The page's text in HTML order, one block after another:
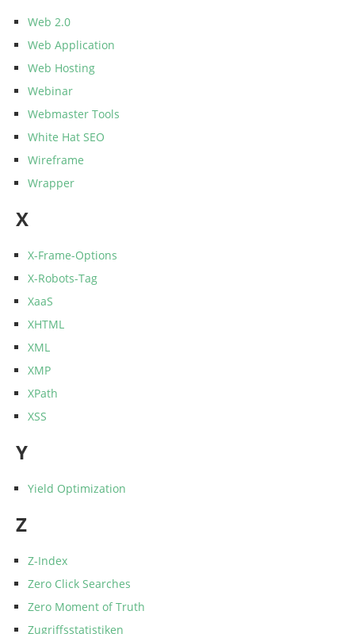
Web 2.0
Web Application
Web Hosting
Webinar
Webmaster Tools
White Hat SEO
Wireframe
Wrapper
X
X-Frame-Options
X-Robots-Tag
XaaS
XHTML
XML
XMP
XPath
XSS
Y
Yield Optimization
Z
Z-Index
Zero Click Searches
Zero Moment of Truth
Zugriffsstatistiken